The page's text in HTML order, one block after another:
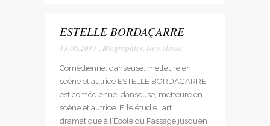
ESTELLE BORDAÇARRE
13.06.2017, Biographies, Non classé
Comédienne, danseuse, metteure en
scène et autrice ESTELLE BORDAÇARRE
est comédienne, danseuse, metteure en
scène et autrice. Elle étudie l’art
dramatique à l’École du Passage jusqu’en